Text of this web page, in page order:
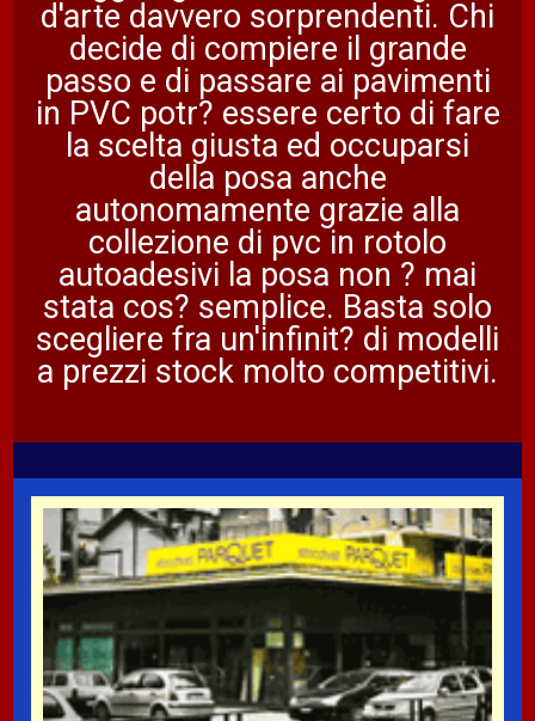
d'arte davvero sorprendenti. Chi
decide di compiere il grande
passo e di passare ai pavimenti
in PVC potr? essere certo di fare
la scelta giusta ed occuparsi
della posa anche
autonomamente grazie alla
collezione di pvc in rotolo
autoadesivi la posa non ? mai
stata cos? semplice. Basta solo
scegliere fra un'infinit? di modelli
a prezzi stock molto competitivi.